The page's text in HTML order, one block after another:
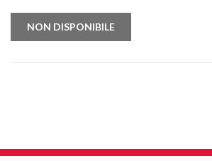
NON DISPONIBILE